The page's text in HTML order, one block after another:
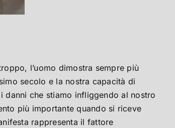
l’uomo dimostra sempre più
secolo e la nostra capacità di
danni che stiamo infliggendo al nostro
più importante quando si riceve
rappresenta il fattore